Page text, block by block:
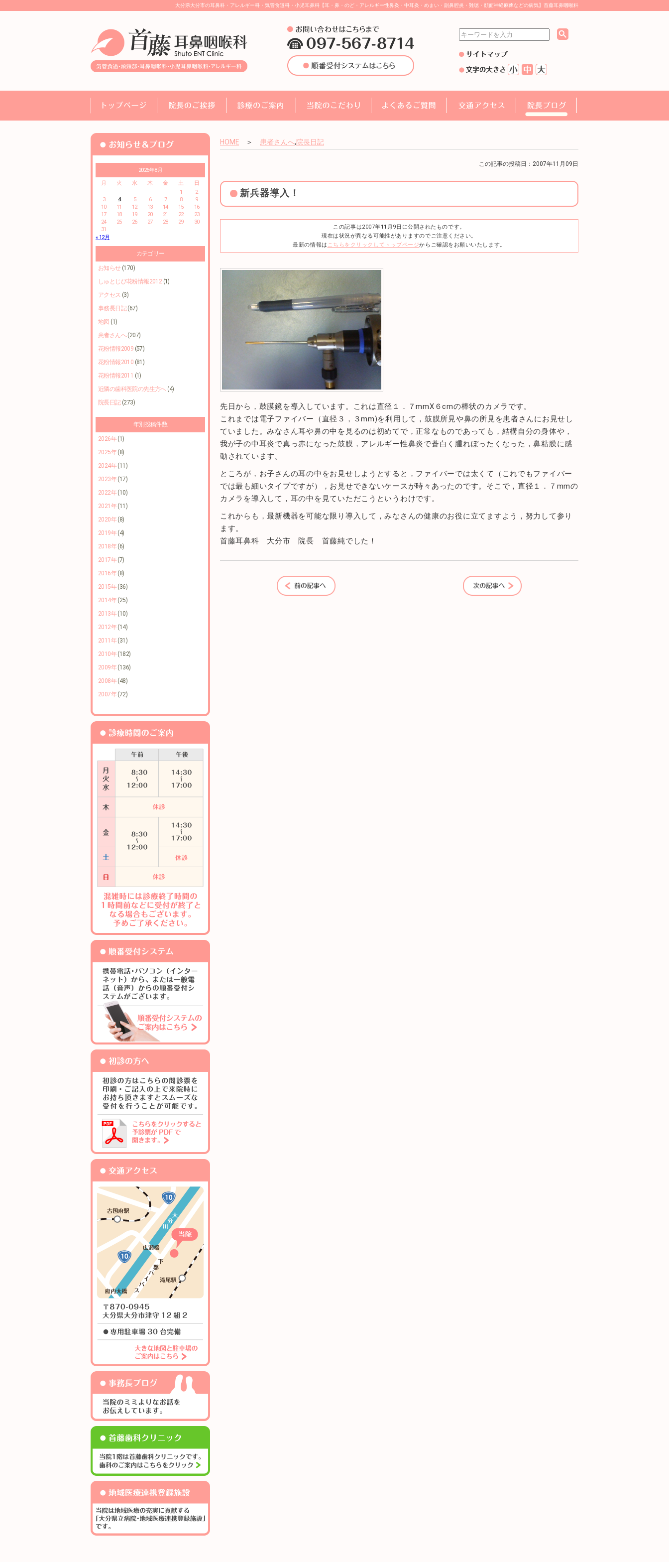
大分県大分市の耳鼻科・アレルギー科・気管食道科・小児耳鼻科【耳・鼻・のど・アレルギー性鼻炎・中耳炎・めまい・副鼻腔炎・難聴・顔面神経麻痺などの病気】首藤耳鼻咽喉科
2026年8月
月
火 水 木 金 土
日
1
2
3
4 5 6 7 8
9
10
11 12 13 14 15
16
17
18 19 20 21 22
23
24
25 26 27 28 29
30
31
« 12月
カテゴリー
お知らせ (170)
しゅとじび花粉情報2012(1)
アクセス (3)
事務長日記(67)
地図 (1)
患者さんへ(207)
花粉情報2009 (57)
花粉情報2010 (81)
花粉情報2011 (1)
近隣の歯科医院の先生方へ(4)
院長日記(273)
年別投稿件数
2026年(1)
2025年(8)
2024年(11)
2023年(17)
2022年(10)
2021年(11)
2020年(8)
2019年(4)
2018年(6)
2017年(7)
2016年(8)
2015年(36)
2014年(25)
2013年(10)
2012年(14)
2011年(31)
2010年(182)
2009年(136)
2008年(48)
2007年(72)
HOME ＞ 患者さんへ,院長日記
この記事の投稿日：2007年11月09日
新兵器導入！
この記事は2007年11月9日に公開されたものです。
現在は状況が異なる可能性がありますのでご注意ください。
最新の情報は こちらをクリックしてトップページからご確認をお願いいたします。
先日から，鼓膜鏡を導入しています。これは直径１．７mmX６cmの棒状のカメラです。
これまでは電子ファイバー（直径３，３mm)を利用して，鼓膜所見や鼻の所見を患者さんにお見せし
ていました。みなさん耳や鼻の中を見るのは初めてで，正常なものであっても，結構自分の身体や，
我が子の中耳炎で真っ赤になった鼓膜，アレルギー性鼻炎で蒼白く腫れぼったくなった，鼻粘膜に感
動されています。
ところが，お子さんの耳の中をお見せしようとすると，ファイバーでは太くて（これでもファイバー
では最も細いタイプですが），お見せできないケースが時々あったのです。そこで，直径１．７mmの
カメラを導入して，耳の中を見ていただこうというわけです。
これからも，最新機器を可能な限り導入して，みなさんの健康のお役に立てますよう，努力して参り
ます。
首藤耳鼻科 大分市 院長 首藤純でした！